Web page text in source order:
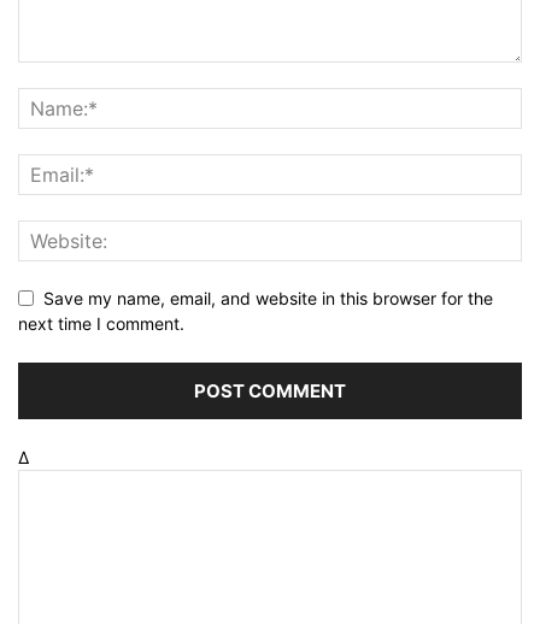
Save my name, email, and website in this browser for the
next time I comment.
Δ